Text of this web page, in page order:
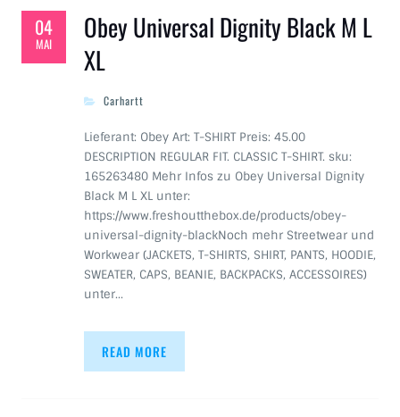
04
MAI
Obey Universal Dignity Black M L
XL
Carhartt
Lieferant: Obey Art: T-SHIRT Preis: 45.00
DESCRIPTION REGULAR FIT. CLASSIC T-SHIRT. sku:
165263480 Mehr Infos zu Obey Universal Dignity
Black M L XL unter:
https://www.freshoutthebox.de/products/obey-
universal-dignity-blackNoch mehr Streetwear und
Workwear (JACKETS, T-SHIRTS, SHIRT, PANTS, HOODIE,
SWEATER, CAPS, BEANIE, BACKPACKS, ACCESSOIRES)
unter…
READ MORE